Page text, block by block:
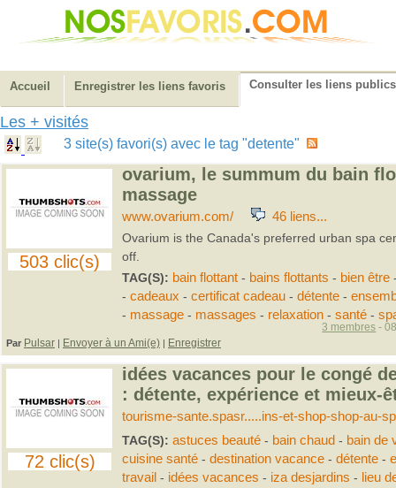
Accueil Enregistrer les liens favoris Consulter les liens publics
Les + visités
3 site(s) favori(s) avec le tag "detente"
503 clic(s)
ovarium, le summum du bain
massage
www.ovarium.com/
46 liens...
Ovarium is the Canada's preferred urban spa
off.
TAG(S): bain flottant- bains flottants - bien être
- cadeaux - certificat cadeau- détente-
- massage- massages - relaxation- santé-
Par Pulsar | Envoyer à un Ami(e) | Enregistrer
3 membres -
72 clic(s)
idées vacances pour le congé
: détente, expérience et mieux-
tourisme-sante.spasr.....ins-et-shop-shop-au-
TAG(S): astuces beauté- bain chaud - bain de
cuisine santé- destination vacance- détente-
travail - idées vacances - iza desjardins - lieu